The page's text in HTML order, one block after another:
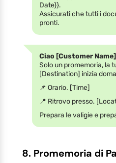
Date}}.
Assicurati che tutti i
pronti.
Ciao [Customer Name]
Solo un promemoria, la
[Destination] inizia
📌 Orario. [Time]
📍 Ritrovo presso.
Prepara le valigie e
8. Promemoria di